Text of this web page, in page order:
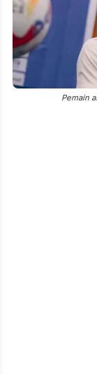
Pemain